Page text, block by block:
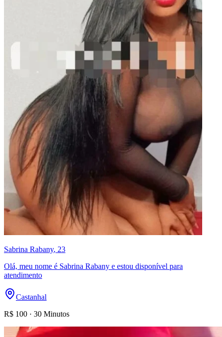
Sabrina Rabany, 23
Olá, meu nome é Sabrina Rabany e estou disponível para
atendimento
Castanhal
R$ 100 · 30 Minutos